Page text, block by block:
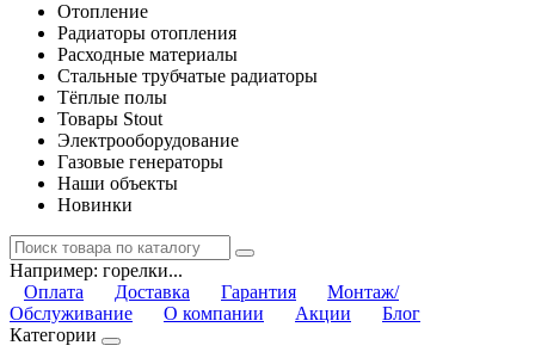
Отопление
Радиаторы отопления
Расходные материалы
Стальные трубчатые радиаторы
Тёплые полы
Товары Stout
Электрооборудование
Газовые генераторы
Наши объекты
Новинки
Например: горелки...
Оплата
Доставка Гарантия
Монтаж/
Обслуживание
О компании Акции
Блог
Категории